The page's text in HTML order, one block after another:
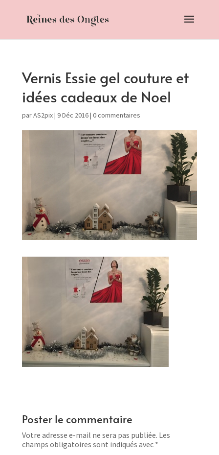
Vernis Essie gel couture et
idées cadeaux de Noel
parAS2pix| 9 Déc 2016| 0 commentaires
Poster le commentaire
Votre adresse e-mail ne sera pas publiée. Les
champs obligatoires sont indiqués avec *